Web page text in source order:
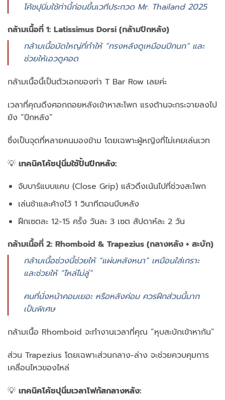
โค้ชปุนิ่มใช้ท่านี้ก่อนขึ้นเวทีประกวด Mr. Thailand 2025
กล้ามเนื้อที่ 1: Latissimus Dorsi (กล้ามปีกหลัง)
กล้ามเนื้อมัดใหญ่ที่ทำให้ “ทรงหลังดูเหมือนปีกนก” และ
ช่วยให้เอวดูคอด
กล้ามเนื้อนี้เป็นตัวเอกของท่า T Bar Row เลยค่ะ
เวลาที่คุณดึงศอกถอยหลังเข้าหาสะโพก แรงต้านจะกระจายลงไป
ยัง “ปีกหลัง”
ซึ่งเป็นจุดที่หลายคนมองข้าม โดยเฉพาะผู้หญิงที่ไม่เคยเล่นเวท
💡 เทคนิคโค้ชปุนิ่มใช้ปั้นปีกหลัง:
จับบาร์แบบแคบ (Close Grip) แล้วดึงเน้นไปที่ช่วงสะโพก
เล่นช้าและค้างไว้ 1 วินาทีตอนบีบหลัง
ฝึกเซตละ 12-15 ครั้ง วันละ 3 เซต สัปดาห์ละ 2 วัน
กล้ามเนื้อที่ 2: Rhomboid & Trapezius (กลางหลัง + สะบัก)
กล้ามเนื้อช่วงนี้ช่วยให้ “แผ่นหลังหนา” เหมือนใส่เกราะ
และช่วยให้ “ไหล่ไม่ลู่”
คนที่นั่งหน้าคอมเยอะ หรือหลังค่อม ควรฝึกส่วนนี้มาก
เป็นพิเศษ
กล้ามเนื้อ Rhomboid จะทำงานเวลาที่คุณ “หุบสะบักเข้าหากัน”
ส่วน Trapezius โดยเฉพาะส่วนกลาง-ล่าง จะช่วยควบคุมการ
เคลื่อนไหวของไหล่
💡 เทคนิคโค้ชปุนิ่มเวลาโฟกัสกลางหลัง: